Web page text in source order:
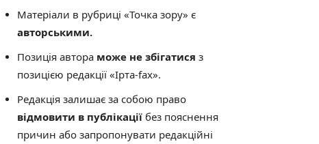
Матеріали в рубриці «Точка зору» є
авторськими.
Позиція автора може не збігатися з
позицією редакції «Ірта-fax».
Редакція залишає за собою право
відмовити в публікації без пояснення
причин або запропонувати редакційні